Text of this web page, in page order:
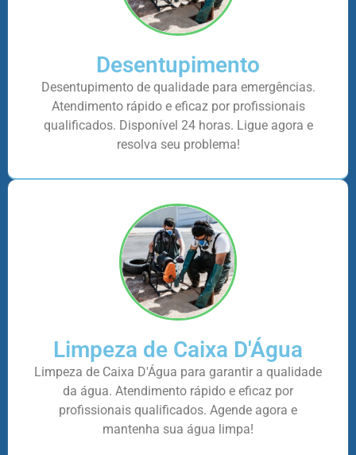
Desentupimento
Desentupimento de qualidade para emergências.
Atendimento rápido e eficaz por profissionais
qualificados. Disponível 24 horas. Ligue agora e
resolva seu problema!
Limpeza de Caixa D'Água
Limpeza de Caixa D'Água para garantir a qualidade
da água. Atendimento rápido e eficaz por
profissionais qualificados. Agende agora e
mantenha sua água limpa!